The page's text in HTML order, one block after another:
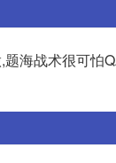
海战术很可怕